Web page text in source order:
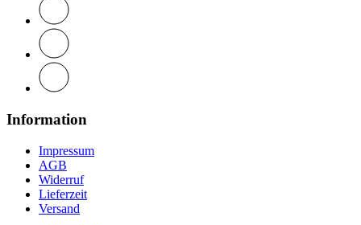
Information
Impressum
AGB
Widerruf
Lieferzeit
Versand